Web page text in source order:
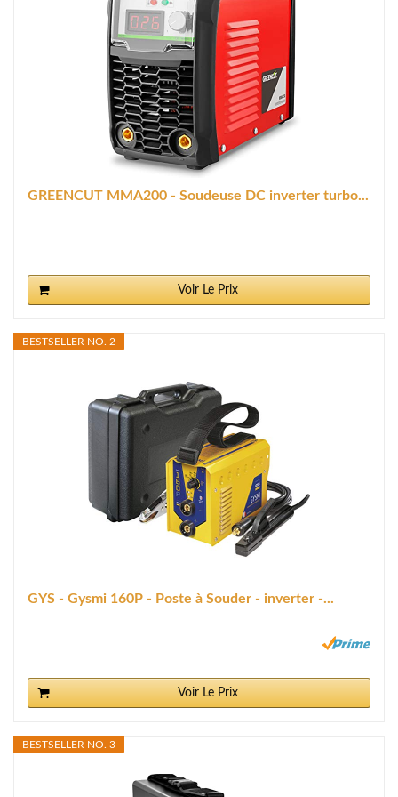
GREENCUT MMA200 - Soudeuse DC inverter turbo...
Voir Le Prix
BESTSELLER NO. 2
GYS - Gysmi 160P - Poste à Souder - inverter -...
Voir Le Prix
BESTSELLER NO. 3